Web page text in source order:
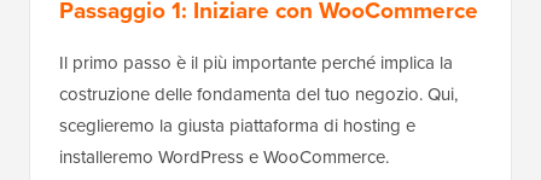
Passaggio 1: Iniziare con WooCommerce
Il primo passo è il più importante perché implica la
costruzione delle fondamenta del tuo negozio. Qui,
sceglieremo la giusta piattaforma di hosting e
installeremo WordPress e WooCommerce.